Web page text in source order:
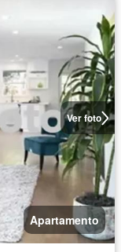
Ver foto
Apartamento